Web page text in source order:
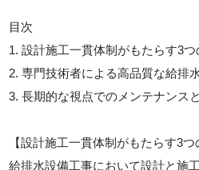
目次
1. 設計施工一貫体制がもたらす3つ
2. 専門技術者による高品質な給排
3. 長期的な視点でのメンテナンス
【設計施工一貫体制がもたらす3つ
給排水設備工事において設計と施